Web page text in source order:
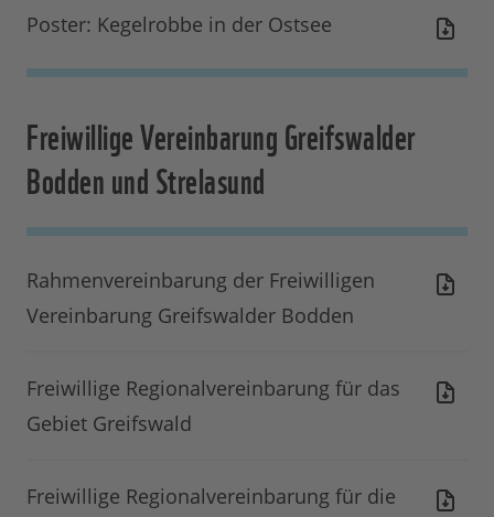
Poster: Kegelrobbe in der Ostsee
Freiwillige Vereinbarung Greifswalder
Bodden und Strelasund
Rahmenvereinbarung der Freiwilligen
Vereinbarung Greifswalder Bodden
Freiwillige Regionalvereinbarung für das
Gebiet Greifswald
Freiwillige Regionalvereinbarung für die